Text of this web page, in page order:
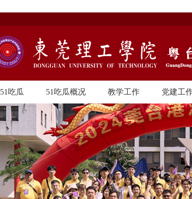
51吃瓜 51吃瓜概况 教学工作 党建工